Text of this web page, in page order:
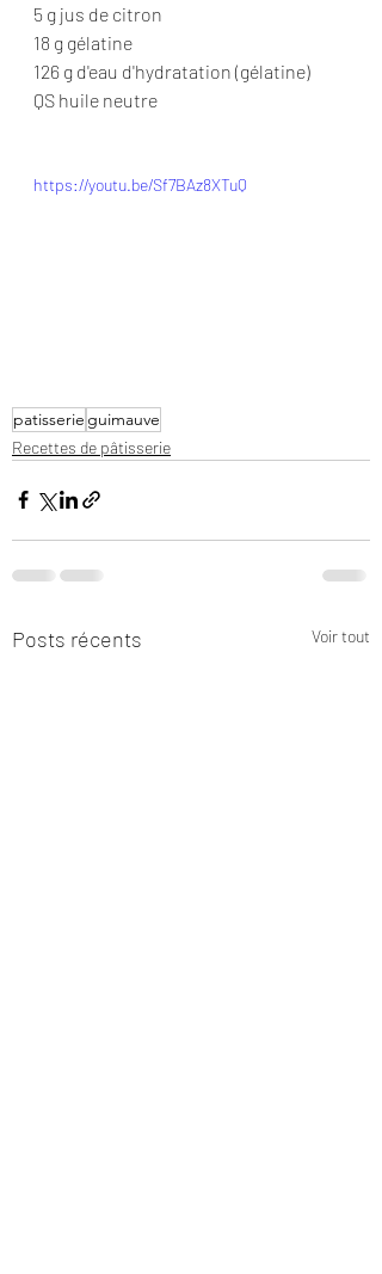
5 g jus de citron
18 g gélatine
126 g d'eau d'hydratation (gélatine)
QS huile neutre
https://youtu.be/Sf7BAz8XTuQ
patisserie guimauve
Recettes de pâtisserie
Posts récents Voir tout